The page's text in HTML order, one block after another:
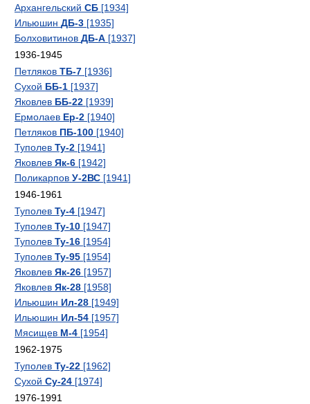
Архангельский СБ [1934]
Ильюшин ДБ-3 [1935]
Болховитинов ДБ-А [1937]
1936-1945
Петляков ТБ-7 [1936]
Сухой ББ-1 [1937]
Яковлев ББ-22 [1939]
Ермолаев Ер-2 [1940]
Петляков ПБ-100 [1940]
Туполев Ту-2 [1941]
Яковлев Як-6 [1942]
Поликарпов У-2ВС [1941]
1946-1961
Туполев Ту-4 [1947]
Туполев Ту-10 [1947]
Туполев Ту-16 [1954]
Туполев Ту-95 [1954]
Яковлев Як-26 [1957]
Яковлев Як-28 [1958]
Ильюшин Ил-28 [1949]
Ильюшин Ил-54 [1957]
Мясищев М-4 [1954]
1962-1975
Туполев Ту-22 [1962]
Сухой Су-24 [1974]
1976-1991